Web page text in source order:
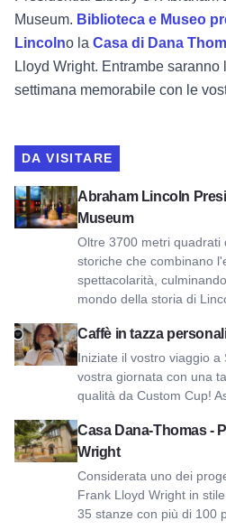
Museum. Biblioteca e Museo
Lincolno la Casa di Dana
Lloyd Wright. Entrambe
settimana memorabile con le
DA VISITARE
Abraham Lincoln
Museum
Oltre 3700 metri quadrati
storiche che combinano
spettacolarità,
mondo della storia di
Visualizza Abraham Lincoln
Caffè in tazza
Iniziate il vostro viaggio
vostra giornata con una
qualità da Custom Cup!
Visualizza il caffè in tazza
Casa Dana-Thomas -
Wright
Considerata uno dei
Frank Lloyd Wright in
35 stanze con più di 100
Casa Dana-Thomas - Progetto